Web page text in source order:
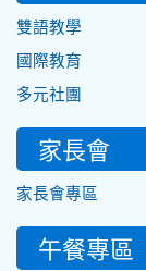
雙語教學
國際教育
多元社團
家長會
家長會專區
午餐專區